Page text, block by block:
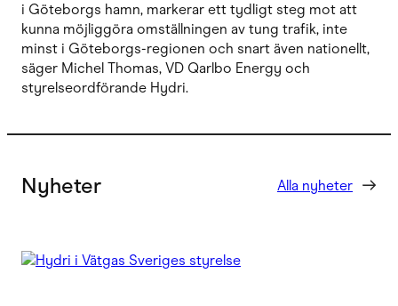
i Göteborgs hamn, markerar ett tydligt steg mot att
kunna möjliggöra omställningen av tung trafik, inte
minst i Göteborgs-regionen och snart även nationellt,
säger Michel Thomas, VD Qarlbo Energy och
styrelseordförande Hydri.
Nyheter Alla nyheter